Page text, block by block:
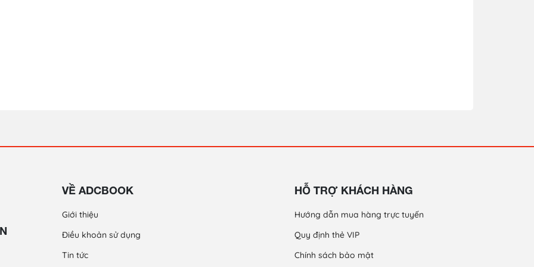
VỀ ADCBOOK
Giới thiệu
Điều khoản sử dụng
Tin tức
HỖ TRỢ KHÁCH HÀNG
Hướng dẫn mua hàng trực tuyến
Quy định thẻ VIP
Chính sách bảo mật